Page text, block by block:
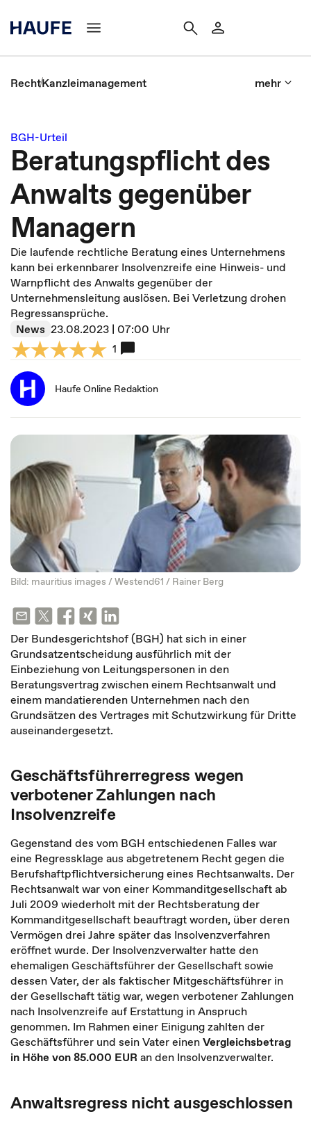
RechtKanzleimanagement mehr
BGH-Urteil
Beratungspflicht des
Anwalts gegenüber
Managern
Die laufende rechtliche Beratung eines Unternehmens
kann bei erkennbarer Insolvenzreife eine Hinweis- und
Warnpflicht des Anwalts gegenüber der
Unternehmensleitung auslösen. Bei Verletzung drohen
Regressansprüche.
News 23.08.2023 | 07:00 Uhr
1
Haufe Online Redaktion
Bild: mauritius images / Westend61 / Rainer Berg
Der Bundesgerichtshof (BGH) hat sich in einer
Grundsatzentscheidung ausführlich mit der
Einbeziehung von Leitungspersonen in den
Beratungsvertrag zwischen einem Rechtsanwalt und
einem mandatierenden Unternehmen nach den
Grundsätzen des Vertrages mit Schutzwirkung für Dritte
auseinandergesetzt.
Geschäftsführerregress wegen
verbotener Zahlungen nach
Insolvenzreife
Gegenstand des vom BGH entschiedenen Falles war
eine Regressklage aus abgetretenem Recht gegen die
Berufshaftpflichtversicherung eines Rechtsanwalts. Der
Rechtsanwalt war von einer Kommanditgesellschaft ab
Juli 2009 wiederholt mit der Rechtsberatung der
Kommanditgesellschaft beauftragt worden, über deren
Vermögen drei Jahre später das Insolvenzverfahren
eröffnet wurde. Der Insolvenzverwalter hatte den
ehemaligen Geschäftsführer der Gesellschaft sowie
dessen Vater, der als faktischer Mitgeschäftsführer in
der Gesellschaft tätig war, wegen verbotener Zahlungen
nach Insolvenzreife auf Erstattung in Anspruch
genommen. Im Rahmen einer Einigung zahlten der
Geschäftsführer und sein Vater einenVergleichsbetrag
in Höhe von 85.000 EUR an den Insolvenzverwalter.
Anwaltsregress nicht ausgeschlossen